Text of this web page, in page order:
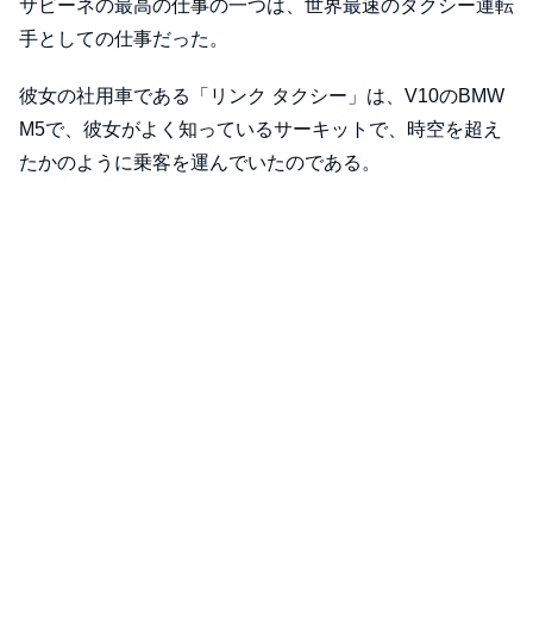
サビーネの最高の仕事の一つは、世界最速のタクシー運転
手としての仕事だった。
彼女の社用車である「リンク タクシー」は、V10のBMW
M5で、彼女がよく知っているサーキットで、時空を超え
たかのように乗客を運んでいたのである。